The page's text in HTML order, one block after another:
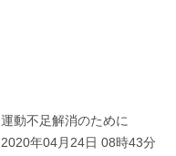
運動不足解消のために
2020年04月24日 08時43分